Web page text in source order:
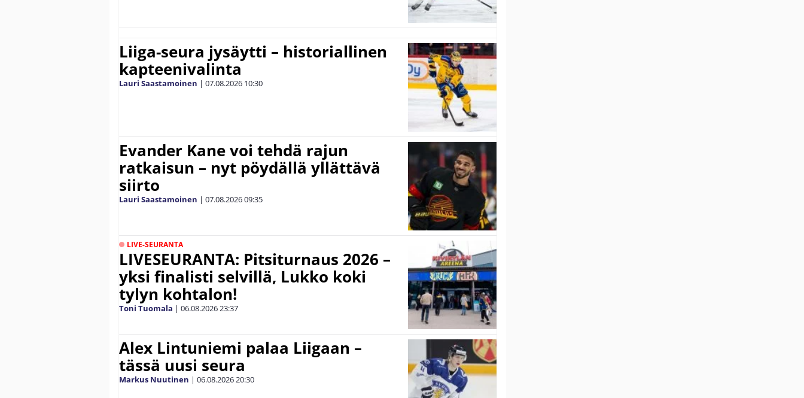
Liiga-seura jysäytti – historiallinen
kapteenivalinta
Lauri Saastamoinen | 07.08.2026 10:30
Evander Kane voi tehdä rajun
ratkaisun – nyt pöydällä yllättävä
siirto
Lauri Saastamoinen | 07.08.202609:35
LIVE-SEURANTA
LIVESEURANTA: Pitsiturnaus 2026 –
yksi finalisti selvillä, Lukko koki
tylyn kohtalon!
Toni Tuomala | 06.08.202623:37
Alex Lintuniemi palaa Liigaan –
tässä uusi seura
Markus Nuutinen | 06.08.202620:30